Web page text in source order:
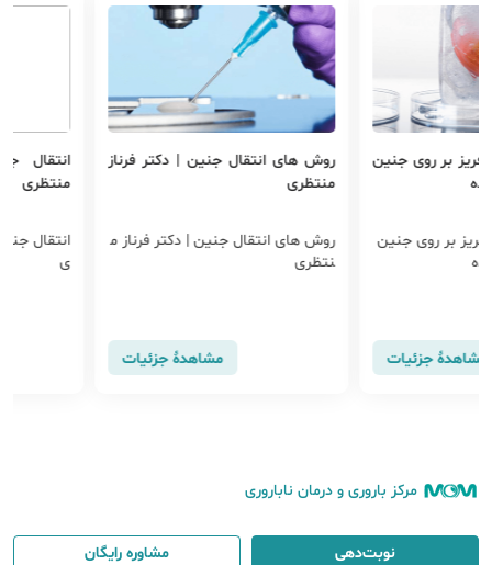
بر روی جنین
بر روی جنین
جزئیات
روش های انتقال جنین | دکتر فرناز
منتظری
روش های انتقال جنین | دکتر فرناز م
نتظری
مشاهدهٔ جزئیات
انتقال
منتظری
انتقال جنین
مرکز باروری و درمان ناباروری
نوبت‌دهی مشاوره رایگان